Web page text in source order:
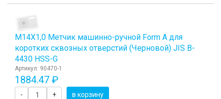
М14Х1,0 Метчик машинно-ручной Form A для
коротких сквозных отверстий (Черновой) JIS B-
4430 HSS-G
Артикул: 90470-1
1884.47 ₽
- + в корзину